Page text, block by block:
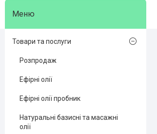
Товари та послуги
Розпродаж
Ефірні олії
Ефірні олії пробник
Натуральні базисні та масажні
олії